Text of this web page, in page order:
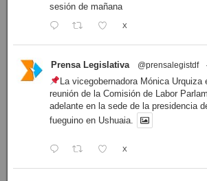
sesión de mañana
X
Prensa Legislativa @prensalegistdf ·
La vicegobernadora Mónica Urquiza
reunión de la Comisión de Labor
adelante en la sede de la presidencia
fueguino en Ushuaia.
X